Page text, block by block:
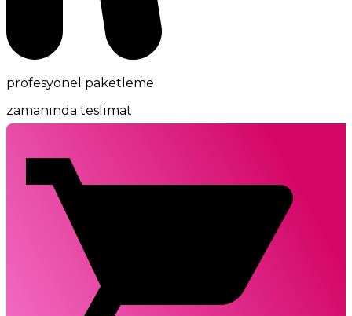
profesyonel paketleme
zamanında teslimat